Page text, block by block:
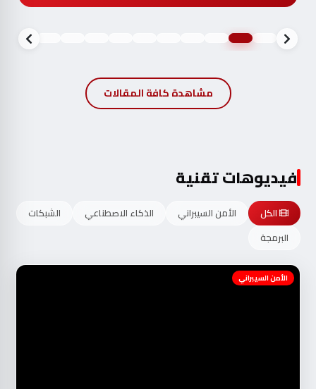
مشاهدة كافة المقالات
فيديوهات تقنية
الكل الأمن السيبراني الذكاء الاصطناعي
الشبكات
البرمجة
الأمن السيبراني